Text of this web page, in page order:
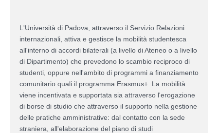
L'Università di Padova, attraverso il Servizio Relazioni
internazionali, attiva e gestisce la mobilità studentesca
all'interno di accordi bilaterali (a livello di Ateneo o a livello
di Dipartimento) che prevedono lo scambio reciproco di
studenti, oppure nell'ambito di programmi a finanziamento
comunitario quali il programma Erasmus+. La mobilità
viene incentivata e supportata sia attraverso l'erogazione
di borse di studio che attraverso il supporto nella gestione
delle pratiche amministrative: dal contatto con la sede
straniera, all'elaborazione del piano di studi